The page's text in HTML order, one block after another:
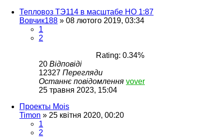
Тепловоз ТЭ114 в масштабе НО 1:87
Вовчик188 » 08 лютого 2019, 03:34
1
2
Rating: 0.34%
20 Відповіді
12327 Перегляди
Останнє повідомлення vover
25 травня 2023, 15:04
Проекты Mois
Timon » 25 квітня 2020, 00:20
1
2